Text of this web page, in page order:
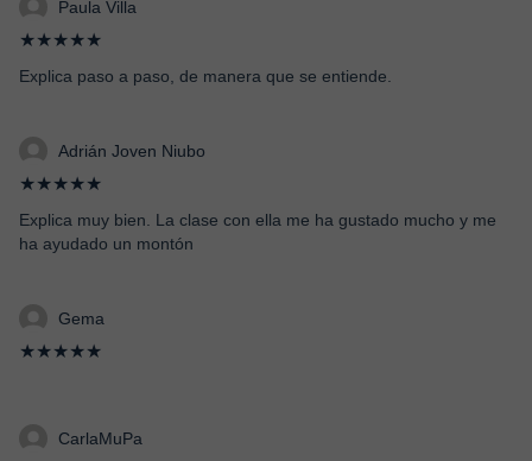
Paula Villa
★★★★★
Explica paso a paso, de manera que se entiende.
Adrián Joven Niubo
★★★★★
Explica muy bien. La clase con ella me ha gustado mucho y me
ha ayudado un montón
Gema
★★★★★
CarlaMuPa